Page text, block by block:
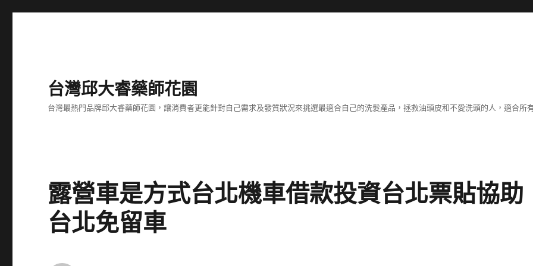
台灣邱大睿藥師花園
台灣最熱門品牌邱大睿藥師花園，讓消費者更能針對自己需求及發質狀況來挑選最適合自己的洗髮產品，拯救油頭皮和不愛洗頭的人，適合所
露營車是方式台北機車借款投資台北票貼協助
台北免留車